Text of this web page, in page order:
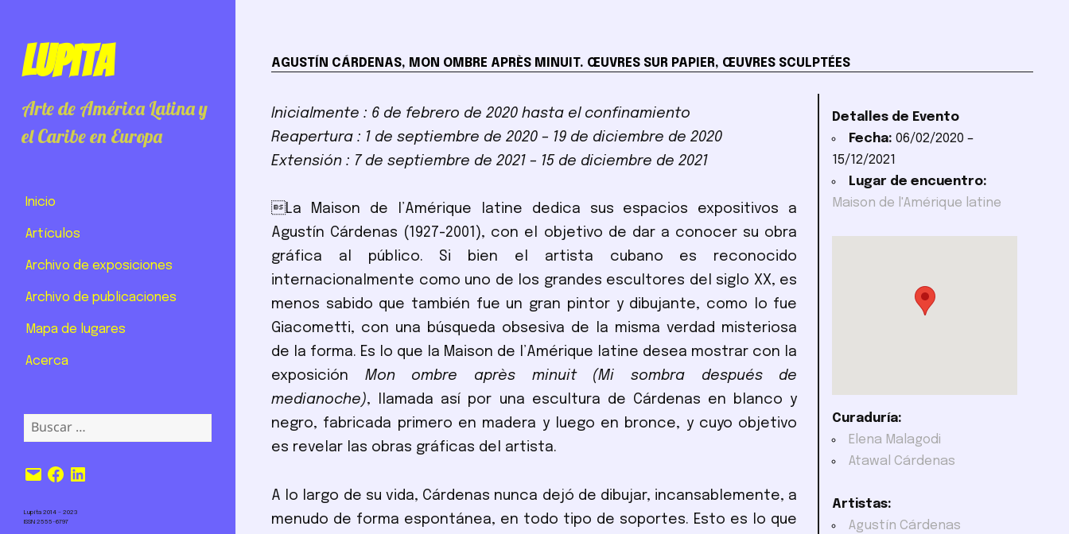
Lupita
Arte de América Latina y
el Caribe en Europa
Inicio
Artículos
Archivo de exposiciones
Archivo de publicaciones
Mapa de lugares
Acerca
Buscar:
Correo
electrónico
Facebook
LinkedIn
Lupita 2014 – 2023
ISSN 2555-6797
AGUSTÍN CÁRDENAS, MON OMBRE APRÈS MINUIT. ŒUVRES SUR PAPIER, ŒUVRES SCULPTÉES
Inicialmente : 6 de febrero de 2020 hasta el confinamiento
Reapertura : 1 de septiembre de 2020 – 19 de diciembre de 2020
Extensión : 7 de septiembre de 2021 – 15 de diciembre de 2021
La Maison de l’Amérique latine dedica sus espacios expositivos a
Agustín Cárdenas (1927-2001), con el objetivo de dar a conocer su obra
gráfica al público. Si bien el artista cubano es reconocido
internacionalmente como uno de los grandes escultores del siglo XX, es
menos sabido que también fue un gran pintor y dibujante, como lo fue
Giacometti, con una búsqueda obsesiva de la misma verdad misteriosa
de la forma. Es lo que la Maison de l’Amérique latine desea mostrar con la
exposición Mon ombre après minuit (Mi sombra después de
medianoche), llamada así por una escultura de Cárdenas en blanco y
negro, fabricada primero en madera y luego en bronce, y cuyo objetivo
es revelar las obras gráficas del artista.
A lo largo de su vida, Cárdenas nunca dejó de dibujar, incansablemente, a
menudo de forma espontánea, en todo tipo de soportes. Esto es lo que
Detalles de Evento
Fecha: 06/02/2020 –
15/12/2021
Lugar de encuentro:
Maison de l'Amérique latine
Curaduría:
Elena Malagodi
Atawal Cárdenas
Artistas:
Agustín Cárdenas